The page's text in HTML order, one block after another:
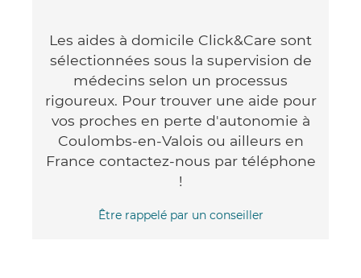
Les aides à domicile Click&Care sont
sélectionnées sous la supervision de
médecins selon un processus
rigoureux. Pour trouver une aide pour
vos proches en perte d'autonomie à
Coulombs-en-Valois ou ailleurs en
France contactez-nous par téléphone
!
Être rappelé par un conseiller